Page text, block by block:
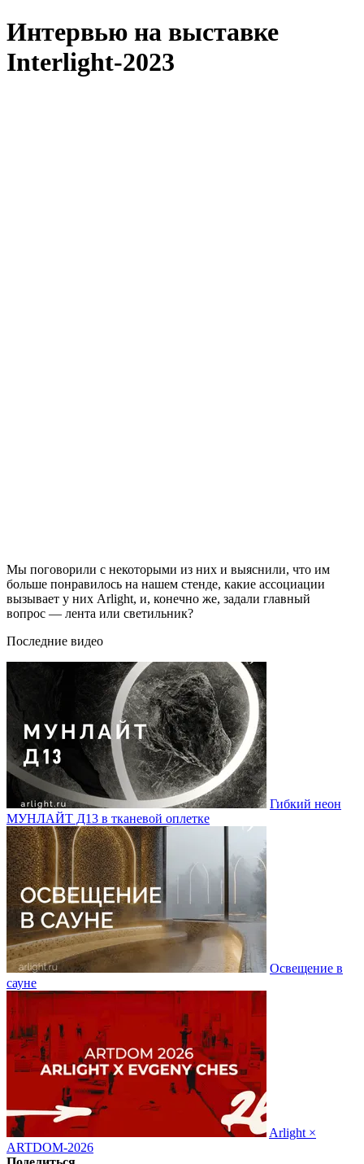
Интервью на выставке
Interlight-2023
Мы поговорили с некоторыми из них и выяснили, что им
больше понравилось на нашем стенде, какие ассоциации
вызывает у них Arlight, и, конечно же, задали главный
вопрос — лента или светильник?
Последние видео
Гибкий неон
МУНЛАЙТ Д13 в тканевой оплетке
Освещение в
сауне
Arlight ×
ARTDOM-2026